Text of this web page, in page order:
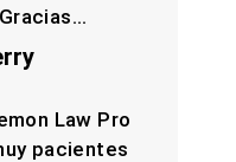
Law Pro
pacientes